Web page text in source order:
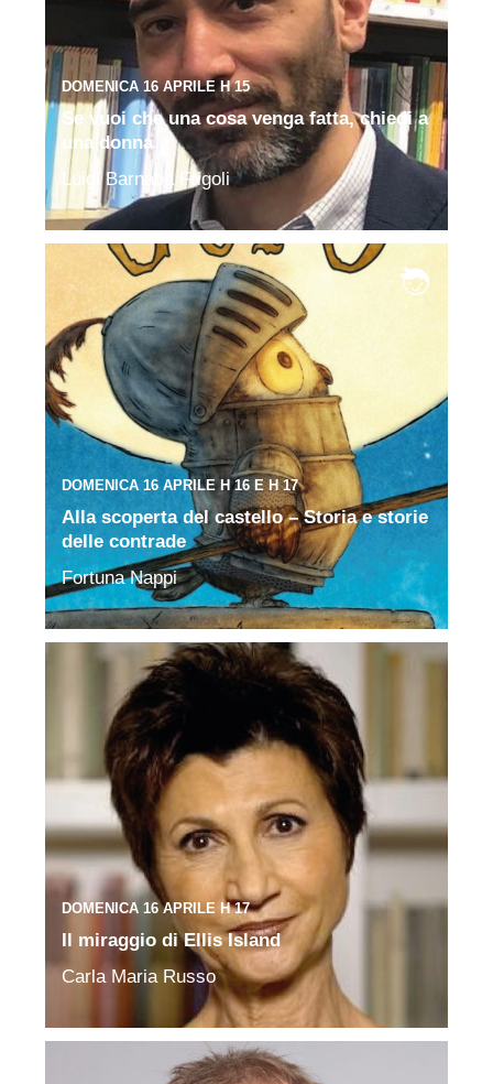
DOMENICA 16 APRILE H 15
Se vuoi che una cosa venga fatta, chiedi a
una donna
Luigi Barnaba Frigoli
DOMENICA 16 APRILE H 16 E H 17
Alla scoperta del castello – Storia e storie
delle contrade
Fortuna Nappi
DOMENICA 16 APRILE H 17
Il miraggio di Ellis Island
Carla Maria Russo